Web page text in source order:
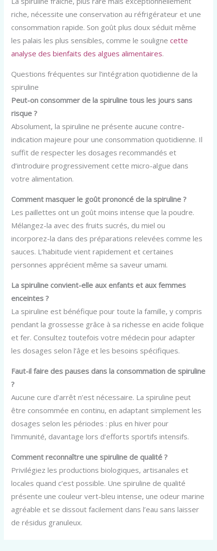
riche, nécessite une conservation au réfrigérateur et une
consommation rapide. Son goût plus doux séduit même
les palais les plus sensibles, comme le soulignecette
analyse des bienfaits des algues alimentaires.
Questions fréquentes sur l’intégration quotidienne de la
spiruline
Peut-on consommer de la spiruline tous les jours sans
risque ?
Absolument, la spiruline ne présente aucune contre-
indication majeure pour une consommation quotidienne. Il
suffit de respecter les dosages recommandés et
d’introduire progressivement cette micro-algue dans
votre alimentation.
Comment masquer le goût prononcé de la spiruline ?
Les paillettes ont un goût moins intense que la poudre.
Mélangez-la avec des fruits sucrés, du miel ou
incorporez-la dans des préparations relevées comme les
sauces. L’habitude vient rapidement et certaines
personnes apprécient même sa saveur umami.
La spiruline convient-elle aux enfants et aux femmes
enceintes ?
La spiruline est bénéfique pour toute la famille, y compris
pendant la grossesse grâce à sa richesse en acide folique
et fer. Consultez toutefois votre médecin pour adapter
les dosages selon l’âge et les besoins spécifiques.
Faut-il faire des pauses dans la consommation de spiruline
?
Aucune cure d’arrêt n’est nécessaire. La spiruline peut
être consommée en continu, en adaptant simplement les
dosages selon les périodes : plus en hiver pour
l’immunité, davantage lors d’efforts sportifs intensifs.
Comment reconnaître une spiruline de qualité ?
Privilégiez les productions biologiques, artisanales et
locales quand c’est possible. Une spiruline de qualité
présente une couleur vert-bleu intense, une odeur marine
agréable et se dissout facilement dans l’eau sans laisser
de résidus granuleux.